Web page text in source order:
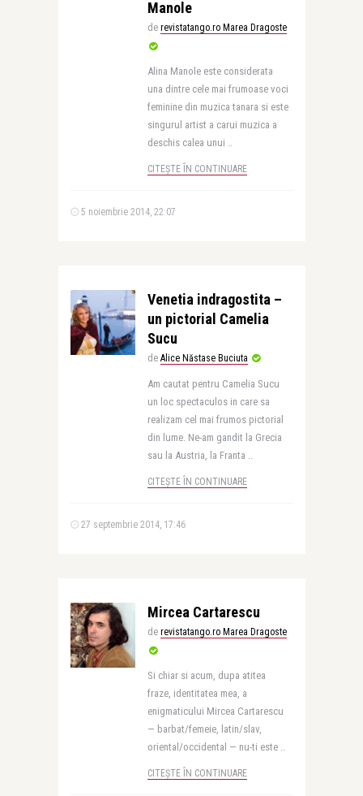
Manole
de revistatango.ro Marea Dragoste
Alina Manole este considerata
una dintre cele mai frumoase voci
feminine din muzica tanara si este
singurul artist a carui muzica a
deschis calea unui ..
CITEȘTE ÎN CONTINUARE
5 noiembrie 2014, 22:07
Venetia indragostita –
un pictorial Camelia
Sucu
de Alice Năstase Buciuta
Am cautat pentru Camelia Sucu
un loc spectaculos in care sa
realizam cel mai frumos pictorial
din lume. Ne-am gandit la Grecia
sau la Austria, la Franta ..
CITEȘTE ÎN CONTINUARE
27 septembrie 2014, 17:46
Mircea Cartarescu
de revistatango.ro Marea Dragoste
Si chiar si acum, dupa atitea
fraze, identitatea mea, a
enigmaticului Mircea Cartarescu
— barbat/femeie, latin/slav,
oriental/occidental — nu-ti este ..
CITEȘTE ÎN CONTINUARE